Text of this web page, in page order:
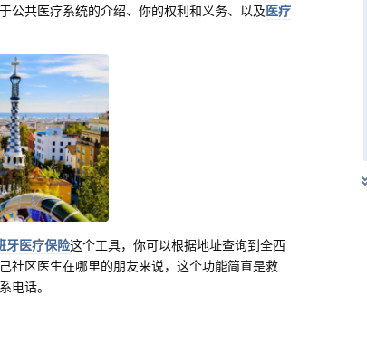
公共医疗系统的介绍、你的权利和义务、以及医疗
牙医疗保险这个工具，你可以根据地址查询到全西
社区医生在哪里的朋友来说，这个功能简直是救
电话。